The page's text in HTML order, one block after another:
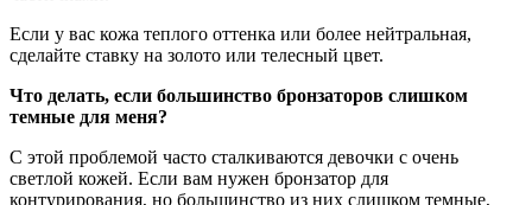
Если у вас кожа теплого оттенка или более нейтральная,
сделайте ставку на золото или телесный цвет.
Что делать, если большинство бронзаторов слишком
темные для меня?
С этой проблемой часто сталкиваются девочки с очень
светлой кожей. Если вам нужен бронзатор для
контурирования, но большинство из них слишком темные,